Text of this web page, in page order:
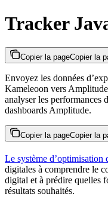
Tracker
Copier la pageCopier la
Envoyez les données
Kameleoon vers
analyser les performances
dashboards Amplitude.
Copier la pageCopier la
Le système
digitales à comprendre le
digital et à prédire quelles
résultats souhaités.